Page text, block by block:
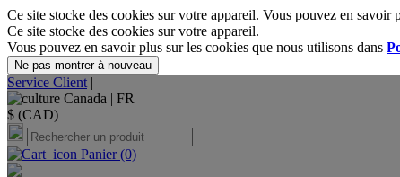
Ce site stocke des cookies sur votre appareil. Vous pouvez en savoir
Ce site stocke des cookies sur votre appareil.
Vous pouvez en savoir plus sur les cookies que nous utilisons dans
Ne pas montrer à nouveau
Service Client |
Canada | FR
$ (CAD)
Panier(0)